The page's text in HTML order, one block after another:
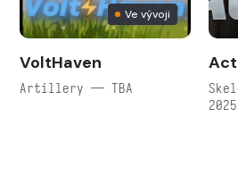
Ve vývoji
VoltHaven
Artillery — TBA
2025